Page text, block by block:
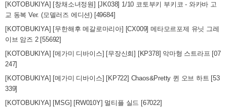
[KOTOBUKIYA] [창채소녀정원] [JK038] 1/10 코토부키 부키코 - 와카바 고
교 동복 Ver. (모델러즈 에디션) [49684]
[KOTOBUKIYA] [무한해후 메갈로마리아] [CX009] 메타모르포제 유닛 그레
이브 암즈 2 [55692]
[KOTOBUKIYA] [메가미 디바이스] [무장신희] [KP378] 악마형 스트라프 [07
247]
[KOTOBUKIYA] [메가미 디바이스] [KP722] Chaos&Pretty 퀸 오브 하트 [53
339]
[KOTOBUKIYA] [MSG] [RW010Y] 멀티플 실드 [67022]